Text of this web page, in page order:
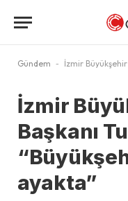
Gündem - İzmir Büyükşehir
İzmir
Başkanı
ayakta”